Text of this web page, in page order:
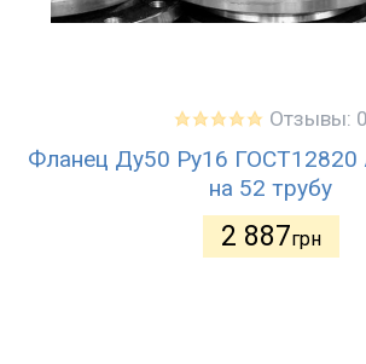
Отзывы: 0
Фланец Ду50 Ру16 ГОСТ12820
на 52 трубу
2 887грн